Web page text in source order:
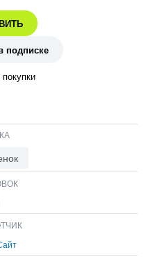
подписке